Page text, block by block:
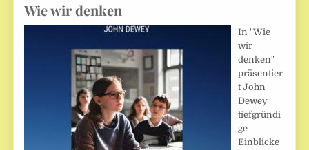
Wie wir denken
In "Wie
wir
denken"
präsentier
t John
Dewey
tiefgründi
ge
Einblicke